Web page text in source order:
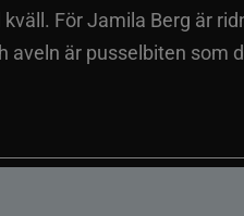
För Jamila Berg är
aveln är pusselbiten som